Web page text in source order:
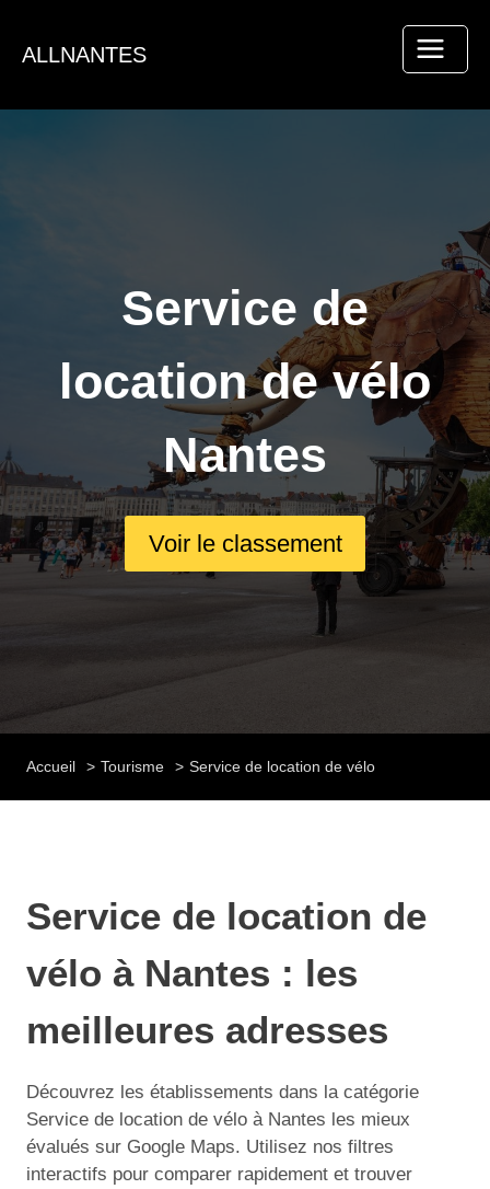
contenu
ALLNANTES
Service de
location de vélo
Nantes
Voir le classement
Accueil Tourisme Service de location de vélo
Service de location de
vélo à Nantes : les
meilleures adresses
Découvrez les établissements dans la catégorie
Service de location de vélo à Nantes les mieux
évalués sur Google Maps. Utilisez nos filtres
interactifs pour comparer rapidement et trouver